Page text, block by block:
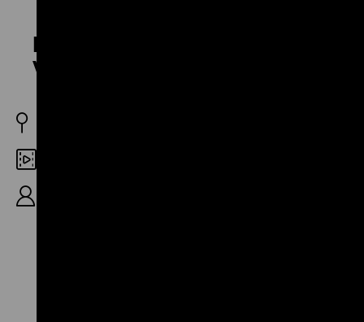
Dem deutschen Volke –
Verhüllter Reichstag 1971-1995